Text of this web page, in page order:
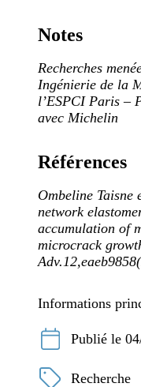
Notes
Recherches
Ingénierie de la
l’ESPCI Paris –
avec Michelin
Références
Ombeline
network
accumulation of
microcrack
Informations
Publié le
Recherche